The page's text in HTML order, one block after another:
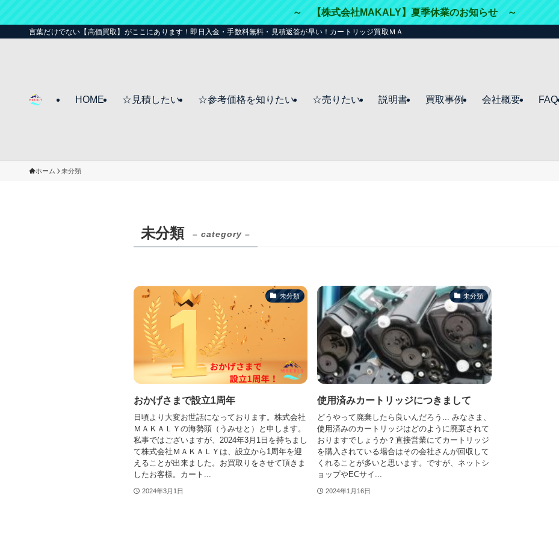
～ 【株式会社MAKALY】夏季休業のお知らせ ～
言葉だけでない【高価買取】がここにあります！即日入金・手数料無料・見積返答が早い！カートリッジ買取ＭＡＫＡＬＹ（マカリー）☆
HOME ☆見積したい ☆参考価格を知りたい ☆売りたい 説明書 買取事例 会社概要 FAQ
ホーム 未分類
未分類 – category –
未分類
おかげさまで設立1周年
日頃より大変お世話になっております。株式会社
ＭＡＫＡＬＹの海勢頭（うみせと）と申します。
私事ではございますが、2024年3月1日を持ちまし
て株式会社ＭＡＫＡＬＹは、設立から1周年を迎
えることが出来ました。お買取りをさせて頂きま
したお客様。カート...
2024年3月1日
未分類
使用済みカートリッジにつきまして
どうやって廃棄したら良いんだろう... みなさま、
使用済みのカートリッジはどのように廃棄されて
おりますでしょうか？直接営業にてカートリッジ
を購入されている場合はその会社さんが回収して
くれることが多いと思います。ですが、ネットシ
ョップやECサイ...
2024年1月16日